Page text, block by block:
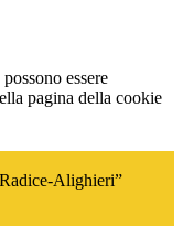
essere
pagina della cookie
Alighieri”